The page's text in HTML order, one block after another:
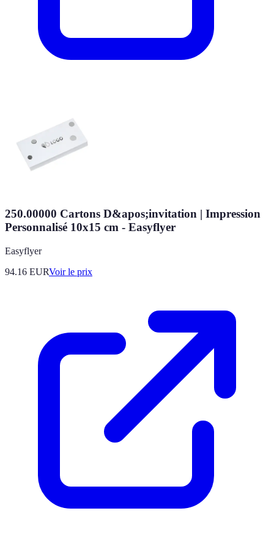
250.00000 Cartons D&apos;invitation | Impression
Personnalisé 10x15 cm - Easyflyer
Easyflyer
94.16 EURVoir le prix